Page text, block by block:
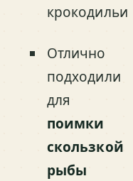
крокодильи
Отлично
подходили
для
поимки
скользкой
рыбы